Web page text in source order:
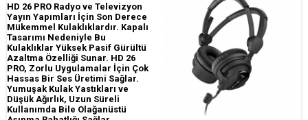
HD 26 PRO Radyo ve Televizyon
Yayın Yapımları İçin Son Derece
Mükemmel Kulaklıklardır. Kapalı
Tasarımı Nedeniyle Bu
Kulaklıklar Yüksek Pasif Gürültü
Azaltma Özelliği Sunar. HD 26
PRO, Zorlu Uygulamalar İçin Çok
Hassas Bir Ses Üretimi Sağlar.
Yumuşak Kulak Yastıkları ve
Düşük Ağırlık, Uzun Süreli
Kullanımda Bile Olağanüstü